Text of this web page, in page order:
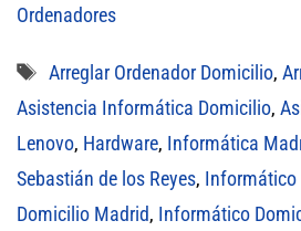
Ordenadores
Etiquetas
Arreglar Ordenador Domicilio,
Asistencia Informática Domicilio,
Lenovo, Hardware, Informática
Sebastián de los Reyes, Informático
Domicilio Madrid, Informático